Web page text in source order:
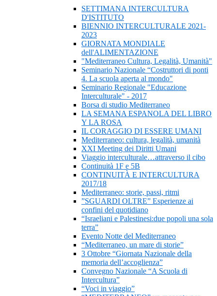
SETTIMANA INTERCULTURA
D'ISTITUTO
BIENNIO INTERCULTURALE 2021-
2023
GIORNATA MONDIALE
dell'ALIMENTAZIONE
"Mediterraneo Cultura, Legalità, Umanità"
Seminario Nazionale “Costruttori di ponti
4. La scuola aperta al mondo"
Seminario Regionale "Educazione
Interculturale" - 2017
Borsa di studio Mediterraneo
LA SEMANA ESPANOLA DEL LIBRO
Y LA ROSA
IL CORAGGIO DI ESSERE UMANI
Mediterraneo: cultura, legalità, umanità
XXI Meeting dei Diritti Umani
Viaggio interculturale…attraverso il cibo
Continuità 1F e 5B
CONTINUITÀ E INTERCULTURA
2017/18
Mediterraneo: storie, passi, ritmi
”SGUARDI OLTRE” Esperienze ai
confini del quotidiano
“Israeliani e Palestinesi:due popoli una sola
terra”
Evento Notte del Mediterraneo
“Mediterraneo, un mare di storie”
3 Ottobre “Giornata Nazionale della
memoria dell’accoglienza”
Convegno Nazionale “A Scuola di
Intercultura”
“Voci in viaggio”